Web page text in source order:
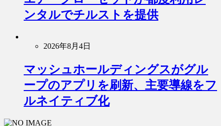
ンタルでチルストを提供
2026年8月4日
マッシュホールディングスがグル
ープのアプリを刷新、主要導線をフ
ルネイティブ化